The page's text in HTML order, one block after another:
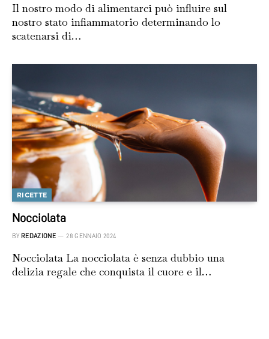
Il nostro modo di alimentarci può influire sul
nostro stato infiammatorio determinando lo
scatenarsi di…
RICETTE
Nocciolata
BY REDAZIONE 28 GENNAIO 2024
Nocciolata La nocciolata è senza dubbio una
delizia regale che conquista il cuore e il…